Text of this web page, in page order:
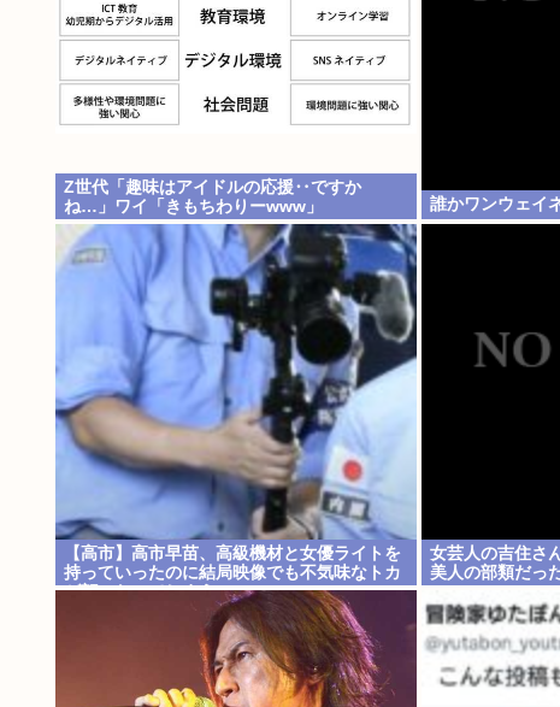
Z世代「趣味はアイドルの応援‥ですか
ね…」ワイ「きもちわりーwww」
誰かワンウェイ
【高市】高市早苗、高級機材と女優ライトを
持っていったのに結局映像でも不気味なトカ
ゲ顔になってしまう
女芸人の吉住さ
美人の部類だっ